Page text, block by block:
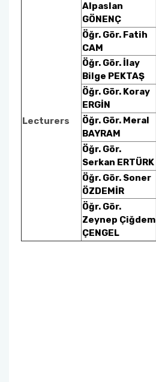
Lecturers
Alpaslan
GÖNENÇ
Öğr. Gör. Fatih
CAM
Öğr. Gör. İlay
Bilge PEKTAŞ
Öğr. Gör. Koray
ERGİN
Öğr. Gör. Meral
BAYRAM
Öğr. Gör.
Serkan ERTÜRK
Öğr. Gör. Soner
ÖZDEMİR
Öğr. Gör.
Zeynep Çiğdem
ÇENGEL